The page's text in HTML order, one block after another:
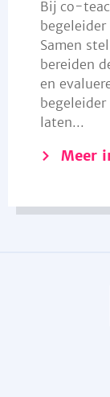
Bij co-
Samen
bereiden
en
laten...
Meer